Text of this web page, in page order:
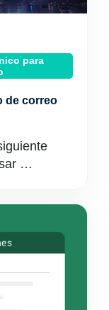
para
de correo
…